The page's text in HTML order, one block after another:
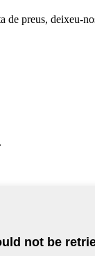
de preus, deixeu-